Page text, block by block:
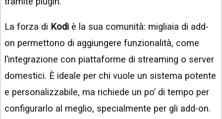
La forza di Kodi è la sua comunità: migliaia di add-
on permettono di aggiungere funzionalità, come
l’integrazione con piattaforme di streaming o server
domestici. È ideale per chi vuole un sistema potente
e personalizzabile, ma richiede un po’ di tempo per
configurarlo al meglio, specialmente per gli add-on.